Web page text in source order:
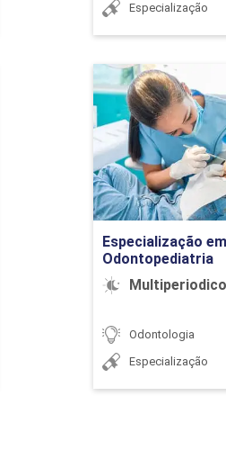
Especialização
Especialização em
Odontopediatria
Multiperiodico
Odontologia
Especialização
Ir para